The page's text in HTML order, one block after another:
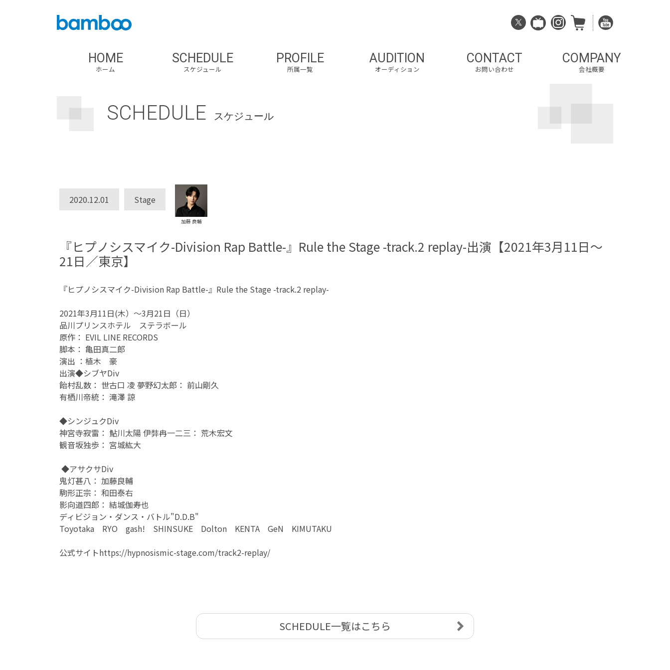
HOME
ホーム
SCHEDULE
スケジュール
PROFILE
所属一覧
AUDITION
オーディション
CONTACT
お問い合わせ
COMPANY
会社概要
SCHEDULE スケジュール
2020.12.01 Stage
加藤 良輔
『ヒプノシスマイク-Division Rap Battle-』Rule the Stage -track.2 replay-出演【2021年3月11日〜
21日／東京】
『ヒプノシスマイク-Division Rap Battle-』Rule the Stage -track.2 replay-
2021年3月11日(木）～3月21日（日）
品川プリンスホテル ステラボール
原作： EVIL LINE RECORDS
脚本： 亀田真二郎
演出 ：植木 豪
出演◆シブヤDiv
飴村乱数： 世古口 凌 夢野幻太郎： 前山剛久
有栖川帝統： 滝澤 諒
◆シンジュクDiv
神宮寺寂雷： 鮎川太陽 伊弉冉一二三： 荒木宏文
観音坂独歩： 宮城紘大
◆アサクサDiv
鬼灯甚八： 加藤良輔
駒形正宗： 和田泰右
影向道四郎： 結城伽寿也
ディビジョン・ダンス・バトル"D.D.B"
Toyotaka RYO gash! SHINSUKE Dolton KENTA GeN KIMUTAKU
公式サイトhttps://hypnosismic-stage.com/track2-replay/
SCHEDULE一覧はこちら